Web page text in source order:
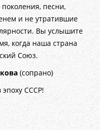
песни,
и не утратившие
Вы услышите
когда наша страна
Союз.
(сопрано)
СССР!